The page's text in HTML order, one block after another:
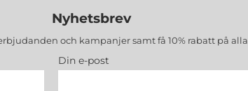
Nyhetsbrev
och kampanjer samt få 10% rabatt på alla
Din e-post